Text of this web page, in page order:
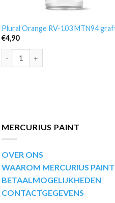
Plural Orange RV-103 MTN94
€4,90
Plural Orange RV-103 MTN94
MERCURIUS PAINT
OVER ONS
WAAROM MERCURIUS
BETAALMOGELIJKHEDEN
CONTACTGEGEVENS